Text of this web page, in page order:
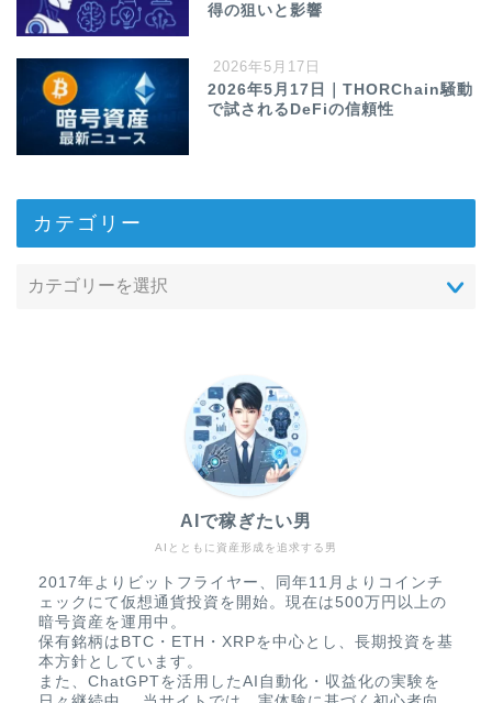
得の狙いと影響
2026年5月17日
2026年5月17日｜THORChain騒動
で試されるDeFiの信頼性
カテゴリー
AIとともに資産形成を追求する男
AIで稼ぎたい男
2017年よりビットフライヤー、同年11月よりコインチ
ェックにて仮想通貨投資を開始。現在は500万円以上の
暗号資産を運用中。
保有銘柄はBTC・ETH・XRPを中心とし、長期投資を基
本方針としています。
また、ChatGPTを活用したAI自動化・収益化の実験を